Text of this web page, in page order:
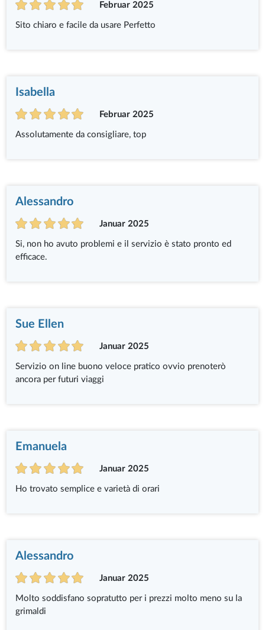
Februar 2025
Sito chiaro e facile da usare Perfetto
Isabella
Februar 2025
Assolutamente da consigliare, top
Alessandro
Januar 2025
Si, non ho avuto problemi e il servizio è stato pronto ed
efficace.
Sue Ellen
Januar 2025
Servizio on line buono veloce pratico ovvio prenoterò
ancora per futuri viaggi
Emanuela
Januar 2025
Ho trovato semplice e varietà di orari
Alessandro
Januar 2025
Molto soddisfano sopratutto per i prezzi molto meno su la
grimaldi